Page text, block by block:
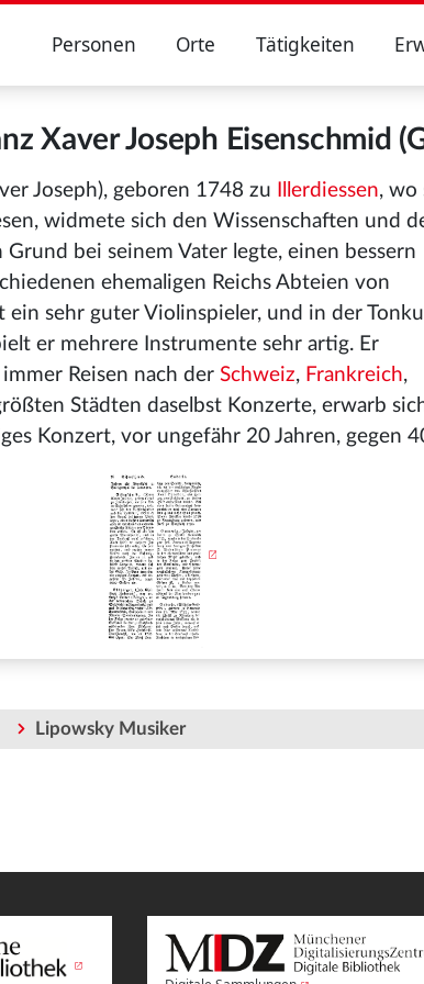
Personen Orte Tätigkeiten
Xaver Joseph Eisenschmid
Joseph), geboren 1748 zu Illerdiessen, wo
widmete sich den Wissenschaften und
bei seinem Vater legte, einen bessern
ehemaligen Reichs Abteien von
ein sehr guter Violinspieler, und in der
er mehrere Instrumente sehr artig. Er
Reisen nach der Schweiz, Frankreich,
Städten daselbst Konzerte, erwarb
Konzert, vor ungefähr 20 Jahren, gegen
Lipowsky Musiker